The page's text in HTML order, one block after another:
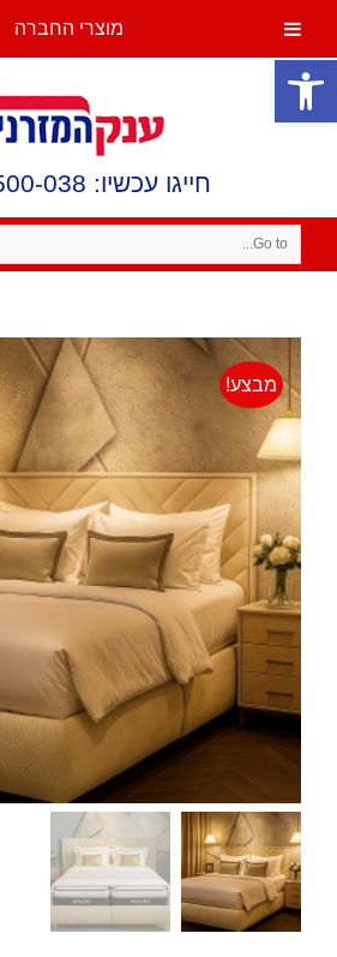
פתח סרגל נגישות
חייגו עכשיו: 1700-500-038
Go to...
מבצע!
מוצרי החברה